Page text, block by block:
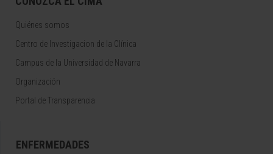
Quiénes somos
Centro de Investigacion de la Clínica
Campus de la Universidad de Navarra
Organización
Portal de Transparencia
ENFERMEDADES